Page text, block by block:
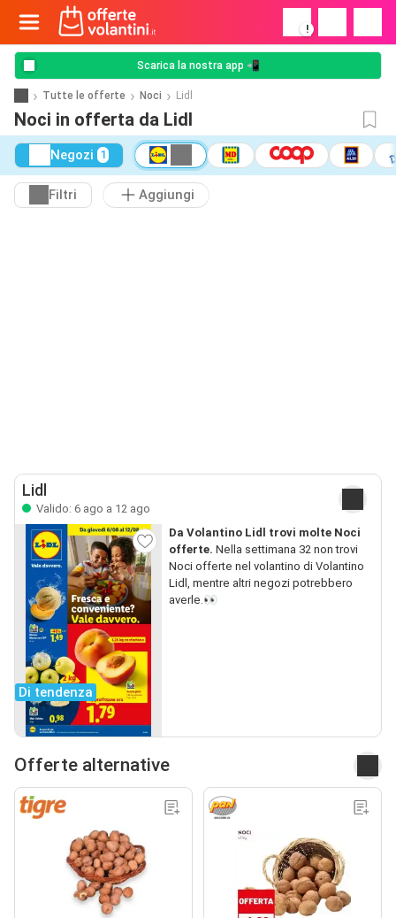
!
Scarica la nostra app 📲
Tutte le offerte Noci Lidl
Noci in offerta da Lidl
Negozi 1
Filtri Aggiungi
Lidl
Valido: 6 ago a 12 ago
Di tendenza
Da Volantino Lidl trovi molte Noci
offerte. Nella settimana 32 non trovi
Noci offerte nel volantino di Volantino
Lidl, mentre altri negozi potrebbero
averle.👀
Offerte alternative